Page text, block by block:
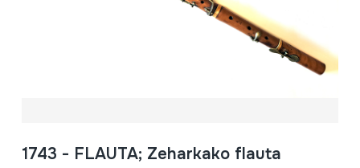
1743 - FLAUTA; Zeharkako flauta